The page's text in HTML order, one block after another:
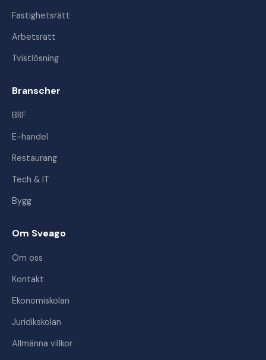
Fastighetsrätt
Arbetsrätt
Tvistlösning
Branscher
BRF
E-handel
Restaurang
Tech & IT
Bygg
Om Sveago
Om oss
Kontakt
Ekonomiskolan
Juridikskolan
Allmänna villkor